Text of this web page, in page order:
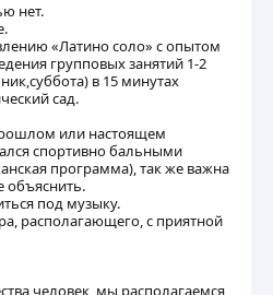
нет.
«Латино соло» с опытом
групповых занятий 1-2
в 15 минутах
сад.
или настоящем
спортивно бальными
программа), так же важна
объяснить.
под музыку.
располагающего, с приятной
человек, мы располагаемся